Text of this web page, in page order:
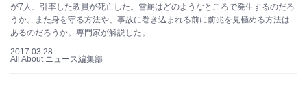
が7人、引率した教員が死亡した。雪崩はどのようなところで発生するのだろ
うか。また身を守る方法や、事故に巻き込まれる前に前兆を見極める方法は
あるのだろうか。専門家が解説した。
2017.03.28
All About ニュース編集部